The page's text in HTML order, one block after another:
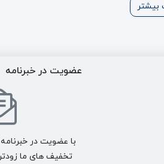
بیشتر
عضویت در خبرنامه
با عضویت در
تخفیف های ما